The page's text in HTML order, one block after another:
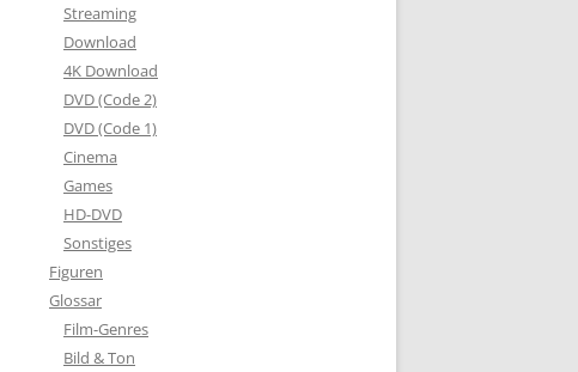
Streaming
Download
4K Download
DVD (Code 2)
DVD (Code 1)
Cinema
Games
HD-DVD
Sonstiges
Figuren
Glossar
Film-Genres
Bild & Ton